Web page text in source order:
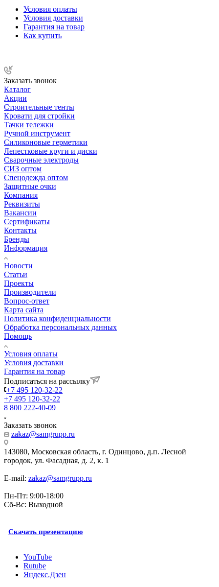
Условия оплаты
Условия доставки
Гарантия на товар
Как купить
Заказать звонок
Каталог
Акции
Строительные тенты
Кровати для стройки
Тачки тележки
Ручной инструмент
Силиконовые герметики
Лепестковые круги и диски
Сварочные электроды
СИЗ оптом
Спецодежда оптом
Защитные очки
Компания
Реквизиты
Вакансии
Сертификаты
Контакты
Бренды
Информация
Новости
Статьи
Проекты
Производители
Вопрос-ответ
Карта сайта
Политика конфиденциальности
Обработка персональных данных
Помощь
Условия оплаты
Условия доставки
Гарантия на товар
Подписаться на рассылку
+7 495 120-32-22
+7 495 120-32-22
8 800 222-40-09
Заказать звонок
zakaz@samgrupp.ru
143080, Mосковская область, г. Одинцово, д.п. Лесной
городок, ул. Фасадная, д. 2, к. 1
E-mail: zakaz@samgrupp.ru
Пн-Пт: 9:00-18:00
Сб-Вс: Выходной
Скачать презентацию
YouTube
Rutube
Яндекс.Дзен